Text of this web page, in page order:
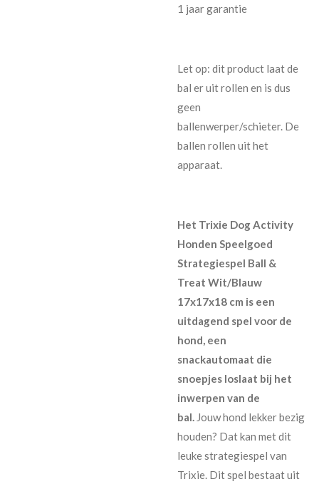
1 jaar garantie
Let op: dit product laat de
bal er uit rollen en is dus
geen
ballenwerper/schieter. De
ballen rollen uit het
apparaat.
Het Trixie Dog Activity
Honden Speelgoed
Strategiespel Ball &
Treat Wit/Blauw
17x17x18 cm is een
uitdagend spel voor de
hond, een
snackautomaat die
snoepjes loslaat bij het
inwerpen van de
bal. Jouw hond lekker bezig
houden? Dat kan met dit
leuke strategiespel van
Trixie. Dit spel bestaat uit